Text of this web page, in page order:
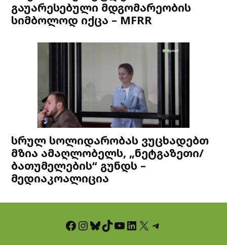
გაუარესებული მდგომარეობის
სიმბოლოდ იქცა – MFRR
სრულ სოლიდარობას ვუცხადებთ
მზია ამაღლობელს, „ნეტგაზეთი/
ბათუმელების“ გუნდს –
მედიაკოალიცია
Facebook InstagramBluesky TikTok YouTube LinkedIn X Telegram